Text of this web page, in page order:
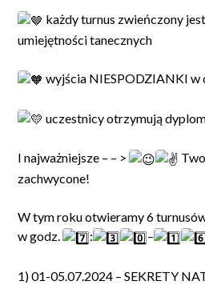
każdy turnus zwieńczony
umiejętności tanecznych
wyjścia NIESPODZIANKI w
uczestnicy otrzymują
I najważniejsze – – >
zachwycone!
W tym roku otwieramy 6
w godz.
: –
1) 01-05.07.2024 – SEKRETY